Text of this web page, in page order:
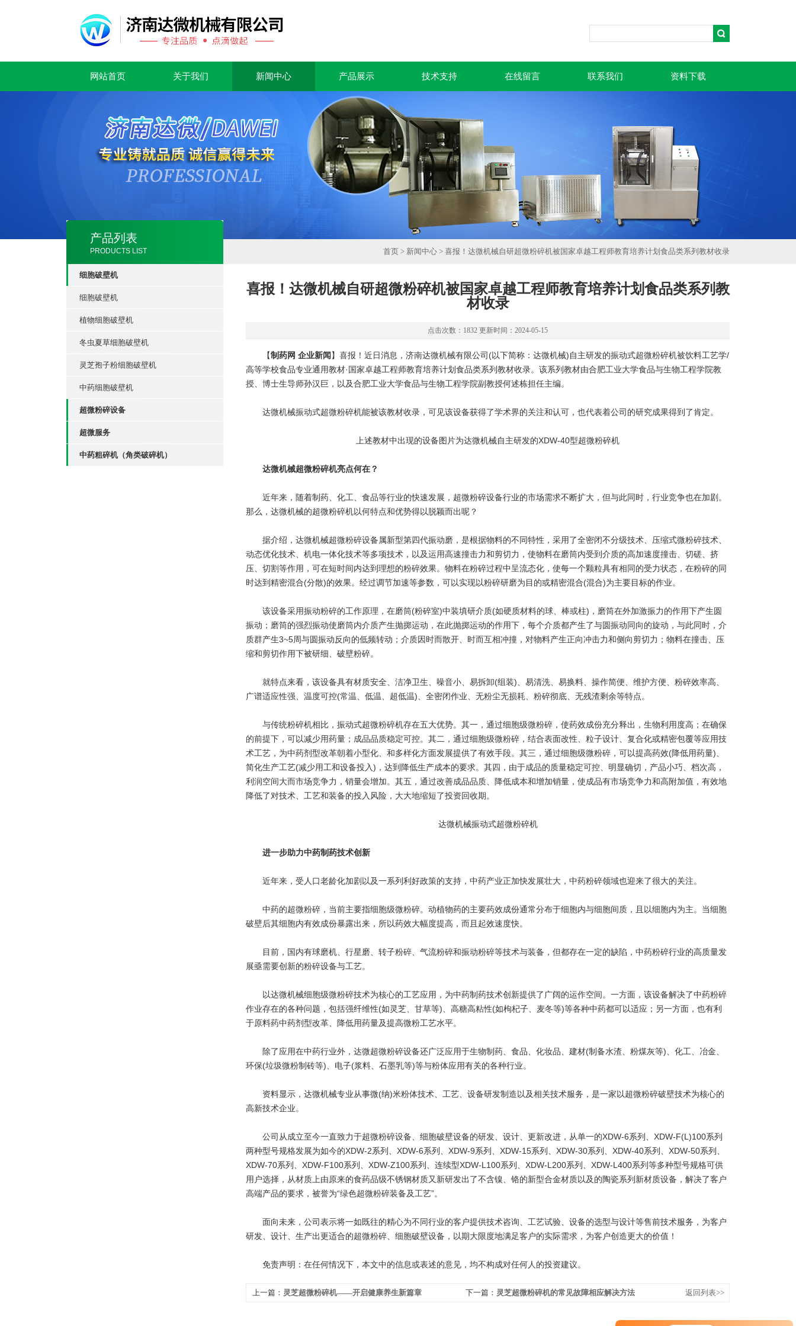
网站首页 关于我们 新闻中心 产品展示 技术支持 在线留言 联系我们 资料下载
产品列表
PRODUCTS LIST
细胞破壁机
细胞破壁机
植物细胞破壁机
冬虫夏草细胞破壁机
灵芝孢子粉细胞破壁机
中药细胞破壁机
超微粉碎设备
超微服务
中药粗碎机（角类破碎机）
首页 > 新闻中心 > 喜报！达微机械自研超微粉碎机被国家卓越工程师教育培养计划食品类系列教材收录
喜报！达微机械自研超微粉碎机被国家卓越工程师教育培养计划食品类系列教
材收录
点击次数：1832 更新时间：2024-05-15
【制药网 企业新闻 】喜报！近日消息，济南达微机械有限公司(以下简称：达微机械)自主研发的振动式超微粉碎机被饮料工艺学/
高等学校食品专业通用教材·国家卓越工程师教育培养计划食品类系列教材收录。该系列教材由合肥工业大学食品与生物工程学院教
授、博士生导师孙汉巨，以及合肥工业大学食品与生物工程学院副教授何述栋担任主编。
达微机械振动式超微粉碎机能被该教材收录，可见该设备获得了学术界的关注和认可，也代表着公司的研究成果得到了肯定。
上述教材中出现的设备图片为达微机械自主研发的XDW-40型超微粉碎机
达微机械超微粉碎机亮点何在？
近年来，随着制药、化工、食品等行业的快速发展，超微粉碎设备行业的市场需求不断扩大，但与此同时，行业竞争也在加剧。
那么，达微机械的超微粉碎机以何特点和优势得以脱颖而出呢？
据介绍，达微机械超微粉碎设备属新型第四代振动磨，是根据物料的不同特性，采用了全密闭不分级技术、压缩式微粉碎技术、
动态优化技术、机电一体化技术等多项技术，以及运用高速撞击力和剪切力，使物料在磨筒内受到介质的高加速度撞击、切磋、挤
压、切割等作用，可在短时间内达到理想的粉碎效果。物料在粉碎过程中呈流态化，使每一个颗粒具有相同的受力状态，在粉碎的同
时达到精密混合(分散)的效果。经过调节加速等参数，可以实现以粉碎研磨为目的或精密混合(混合)为主要目标的作业。
该设备采用振动粉碎的工作原理，在磨筒(粉碎室)中装填研介质(如硬质材料的球、棒或柱)，磨筒在外加激振力的作用下产生圆
振动；磨筒的强烈振动使磨筒内介质产生抛掷运动，在此抛掷运动的作用下，每个介质都产生了与圆振动同向的旋动，与此同时，介
质群产生3~5周与圆振动反向的低频转动；介质因时而散开、时而互相冲撞，对物料产生正向冲击力和侧向剪切力；物料在撞击、压
缩和剪切作用下被研细、破壁粉碎。
就特点来看，该设备具有材质安全、洁净卫生、噪音小、易拆卸(组装)、易清洗、易换料、操作简便、维护方便、粉碎效率高、
广谱适应性强、温度可控(常温、低温、超低温)、全密闭作业、无粉尘无损耗、粉碎彻底、无残渣剩余等特点。
与传统粉碎机相比，振动式超微粉碎机存在五大优势。其一，通过细胞级微粉碎，使药效成份充分释出，生物利用度高；在确保
的前提下，可以减少用药量；成品品质稳定可控。其二，通过细胞级微粉碎，结合表面改性、粒子设计、复合化或精密包覆等应用技
术工艺，为中药剂型改革朝着小型化、和多样化方面发展提供了有效手段。其三，通过细胞级微粉碎，可以提高药效(降低用药量)、
简化生产工艺(减少用工和设备投入)，达到降低生产成本的要求。其四，由于成品的质量稳定可控、明显确切，产品小巧、档次高，
利润空间大而市场竞争力，销量会增加。其五，通过改善成品品质、降低成本和增加销量，使成品有市场竞争力和高附加值，有效地
降低了对技术、工艺和装备的投入风险，大大地缩短了投资回收期。
达微机械振动式超微粉碎机
进一步助力中药制药技术创新
近年来，受人口老龄化加剧以及一系列利好政策的支持，中药产业正加快发展壮大，中药粉碎领域也迎来了很大的关注。
中药的超微粉碎，当前主要指细胞级微粉碎。动植物药的主要药效成份通常分布于细胞内与细胞间质，且以细胞内为主。当细胞
破壁后其细胞内有效成份暴露出来，所以药效大幅度提高，而且起效速度快。
目前，国内有球磨机、行星磨、转子粉碎、气流粉碎和振动粉碎等技术与装备，但都存在一定的缺陷，中药粉碎行业的高质量发
展亟需要创新的粉碎设备与工艺。
以达微机械细胞级微粉碎技术为核心的工艺应用，为中药制药技术创新提供了广阔的运作空间。一方面，该设备解决了中药粉碎
作业存在的各种问题，包括强纤维性(如灵芝、甘草等)、高糖高粘性(如枸杞子、麦冬等)等各种中药都可以适应；另一方面，也有利
于原料药中药剂型改革、降低用药量及提高微粉工艺水平。
除了应用在中药行业外，达微超微粉碎设备还广泛应用于生物制药、食品、化妆品、建材(制备水渣、粉煤灰等)、化工、冶金、
环保(垃圾微粉制砖等)、电子(浆料、石墨乳等)等与粉体应用有关的各种行业。
资料显示，达微机械专业从事微(纳)米粉体技术、工艺、设备研发制造以及相关技术服务，是一家以超微粉碎破壁技术为核心的
高新技术企业。
公司从成立至今一直致力于超微粉碎设备、细胞破壁设备的研发、设计、更新改进，从单一的XDW-6系列、XDW-F(L)100系列
两种型号规格发展为如今的XDW-2系列、XDW-6系列、XDW-9系列、XDW-15系列、XDW-30系列、XDW-40系列、XDW-50系列、
XDW-70系列、XDW-F100系列、XDW-Z100系列、连续型XDW-L100系列、XDW-L200系列、XDW-L400系列等多种型号规格可供
用户选择，从材质上由原来的食药品级不锈钢材质又新研发出了不含镍、铬的新型合金材质以及的陶瓷系列新材质设备，解决了客户
高端产品的要求，被誉为“绿色超微粉碎装备及工艺”。
面向未来，公司表示将一如既往的精心为不同行业的客户提供技术咨询、工艺试验、设备的选型与设计等售前技术服务，为客户
研发、设计、生产出更适合的超微粉碎、细胞破壁设备，以期大限度地满足客户的实际需求，为客户创造更大的价值！
免责声明：在任何情况下，本文中的信息或表述的意见，均不构成对任何人的投资建议。
上一篇： 灵芝超微粉碎机——开启健康养生新篇章 下一篇： 灵芝超微粉碎机的常见故障相应解决方法 返回列表>>